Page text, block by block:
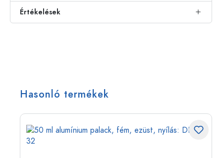
Értékelések
Hasonló termékek